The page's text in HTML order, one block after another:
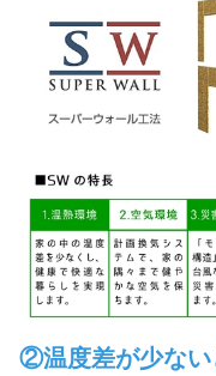
②温度差が少ない